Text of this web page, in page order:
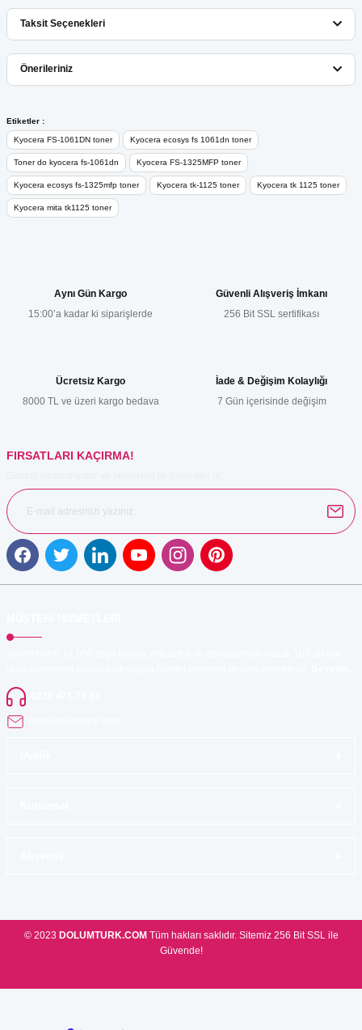
Bu ürüne ilk yorumu siz yapın!
Taksit Seçenekleri
Önerileriniz
Bu ürünün fiyat bilgisi, resim, ürün açıklamalarında ve diğer
konularda yetersiz gördüğünüz noktaları öneri formunu kullanarak
tarafımıza iletebilirsiniz.
Görüş ve önerileriniz için teşekkür ederiz.
Ürün resmi kalitesiz, bozuk veya görüntülenemiyor.
Etiketler :
Kyocera FS-1061DN toner Kyocera ecosys fs 1061dn toner
Toner do kyocera fs-1061dn Kyocera FS-1325MFP toner
Kyocera ecosys fs-1325mfp toner Kyocera tk-1125 toner Kyocera tk 1125 toner
Kyocera mita tk1125 toner
Aynı Gün Kargo
15:00’a kadar ki siparişlerde
Güvenli Alışveriş İmkanı
256 Bit SSL sertifikası
Ücretsiz Kargo
8000 TL ve üzeri kargo bedava
İade & Değişim Kolaylığı
7 Gün içerisinde değişim
FIRSATLARI KAÇIRMA!
© 2023 DOLUMTURK.COMTüm hakları saklıdır. Sitemiz 256 Bit SSL ile
Güvende!